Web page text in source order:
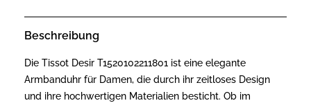
Beschreibung
Die Tissot Desir T1520102211801 ist eine elegante
Armbanduhr für Damen, die durch ihr zeitloses Design
und ihre hochwertigen Materialien besticht. Ob im